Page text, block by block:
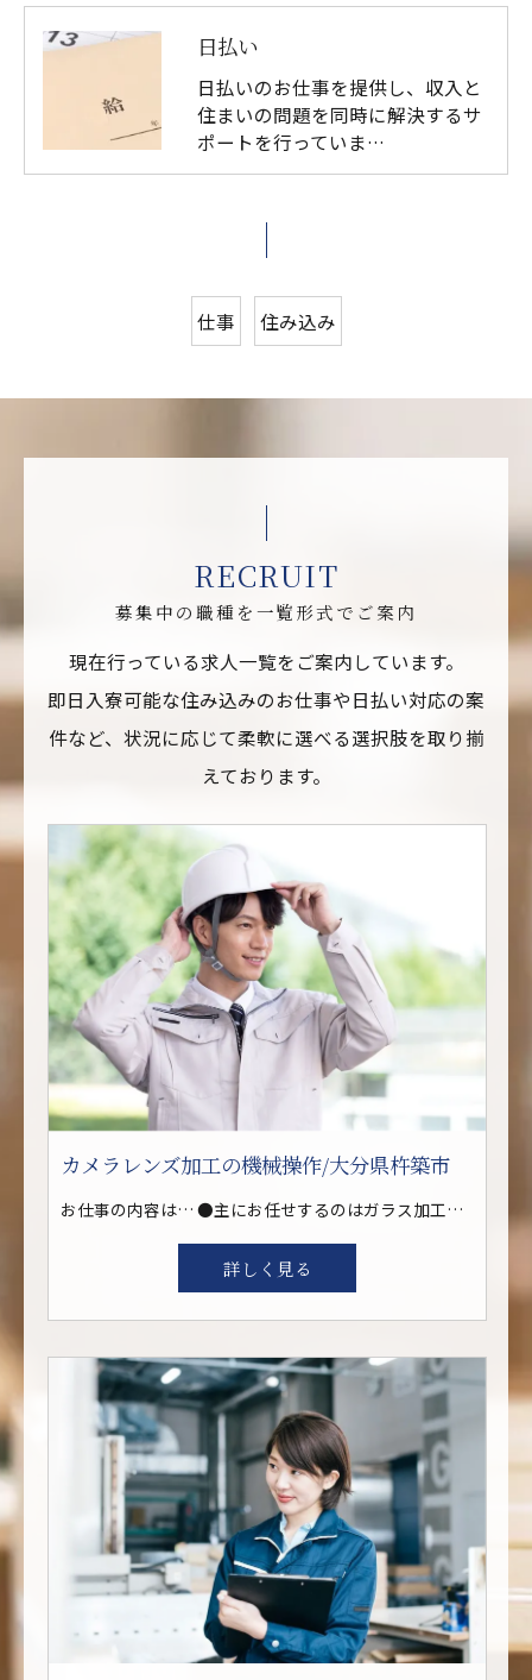
日払い
日払いのお仕事を提供し、収入と
住まいの問題を同時に解決するサ
ポートを行っていま…
仕事 住み込み
募集中の職種を一覧形式でご案内
RECRUIT
現在行っている求人一覧をご案内しています。
即日入寮可能な住み込みのお仕事や日払い対応の案
件など、状況に応じて柔軟に選べる選択肢を取り揃
えております。
カメラレンズ加工の機械操作/大分県杵築市
お仕事の内容は… ●主にお任せするのはガラス加工に伴う機械装置のオペレーター作業(操作) ●原料などの確認や具材の交換作業、出来上がった製品の計測(機械) ●大きなパーツなどナシ！スキルアップ可能性大！ ●その他、工具や具材準備など付帯作業もあります
詳しく見る
お問い合わせはこちら